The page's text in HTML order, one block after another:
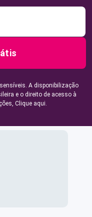
A disponibilização
e o direito de acesso à
Clique aqui.